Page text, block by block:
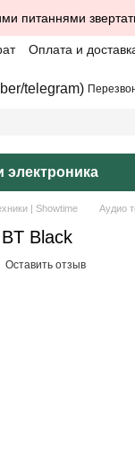
питаннями
Оплата и
telegram)
электроника
| Showtime Аудио
Black
Оставить отзыв